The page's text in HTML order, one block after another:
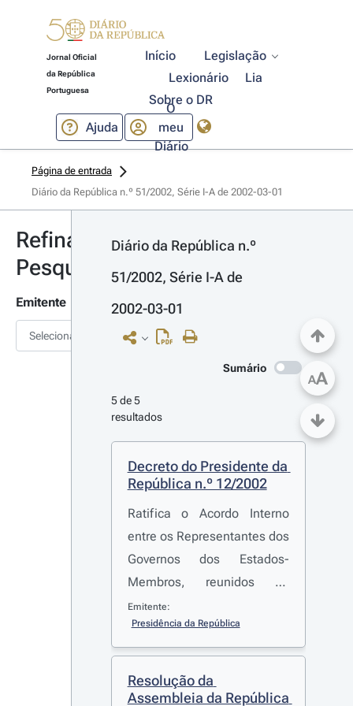
Jornal Oficial
da República
Portuguesa
Início
Legislação
Lexionário
Lia
Sobre o DR
Ajuda
O
meu
Diário
Página de entrada
Diário da República n.º 51/2002, Série I-A de 2002-03-01
Refinar
Pesquisa
Emitente
Selecionar
Diário da República n.º
51/2002, Série I-A de
2002-03-01
Sumário
5 de 5
resultados
Decreto do Presidente da
República n.º 12/2002
Ratifica o Acordo Interno
entre os Representantes dos
Governos dos Estados-
Membros, reunidos no
Conselho, Relativo às
Medidas a Adoptar e aos
Procedimentos a Seguir
para a Execução do Acordo
de Parceria ACP-CE
Emitente:
Presidência da República
Resolução da
Assembleia da República
AA